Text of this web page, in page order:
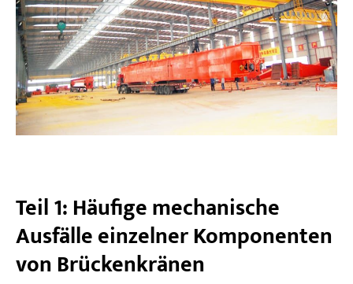
Teil 1: Häufige mechanische
Ausfälle einzelner Komponenten
von Brückenkränen